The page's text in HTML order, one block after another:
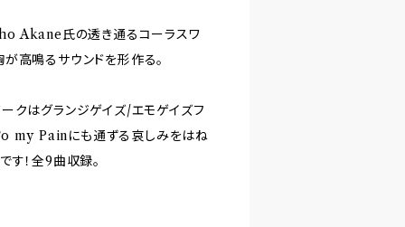
Akane氏の透き通るコーラスワ
高鳴るサウンドを形作る。
クはグランジゲイズ/エモゲイズフ
my Painにも通ずる哀しみをはね
す！全9曲収録。